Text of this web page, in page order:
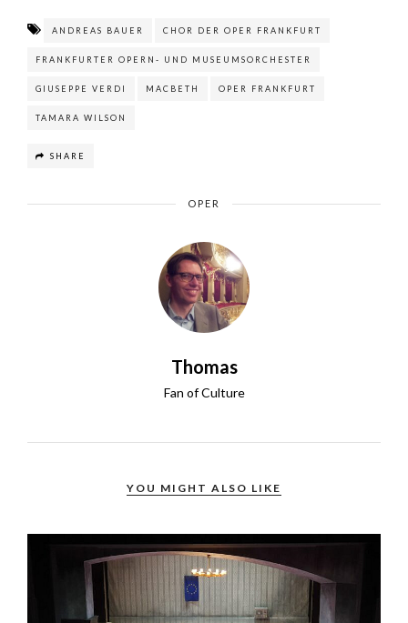
ANDREAS BAUER CHOR DER OPER FRANKFURT
FRANKFURTER OPERN- UND MUSEUMSORCHESTER
GIUSEPPE VERDI MACBETH OPER FRANKFURT
TAMARA WILSON
SHARE
OPER
Thomas
Fan of Culture
YOU MIGHT ALSO LIKE